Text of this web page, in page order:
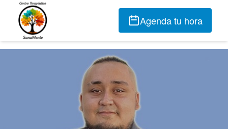
Agenda tu hora